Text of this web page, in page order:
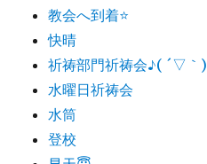
教会へ到着⭐️
快晴
祈祷部門祈祷会♪( ´▽｀)
水曜日祈祷会
水筒
登校